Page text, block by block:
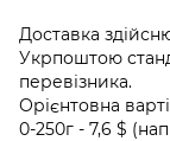
Доставка
Укрпоштою
перевізника.
Орієнтовна
0-250г - 7,6 $